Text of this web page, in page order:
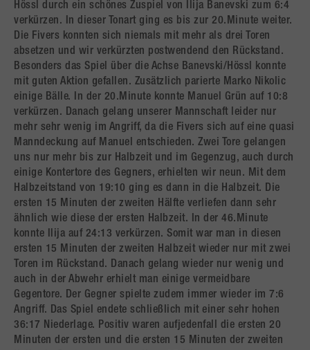
Hössl durch ein schönes Zuspiel von Ilija Banevski zum 6:4
verkürzen. In dieser Tonart ging es bis zur 20.Minute weiter.
Die Fivers konnten sich niemals mit mehr als drei Toren
absetzen und wir verkürzten postwendend den Rückstand.
Besonders das Spiel über die Achse Banevski/Hössl konnte
mit guten Aktion gefallen. Zusätzlich parierte Marko Nikolic
einige Bälle. In der 20.Minute konnte Manuel Grün auf 10:8
verkürzen. Danach gelang unserer Mannschaft leider nur
mehr sehr wenig im Angriff, da die Fivers sich auf eine quasi
Manndeckung auf Manuel entschieden. Zwei Tore gelangen
uns nur mehr bis zur Halbzeit und im Gegenzug, auch durch
einige Kontertore des Gegners, erhielten wir neun. Mit dem
Halbzeitstand von 19:10 ging es dann in die Halbzeit. Die
ersten 15 Minuten der zweiten Hälfte verliefen dann sehr
ähnlich wie diese der ersten Halbzeit. In der 46.Minute
konnte Ilija auf 24:13 verkürzen. Somit war man in diesen
ersten 15 Minuten der zweiten Halbzeit wieder nur mit zwei
Toren im Rückstand. Danach gelang wieder nur wenig und
auch in der Abwehr erhielt man einige vermeidbare
Gegentore. Der Gegner spielte zudem immer wieder im 7:6
Angriff. Das Spiel endete schließlich mit einer sehr hohen
36:17 Niederlage. Positiv waren aufjedenfall die ersten 20
Minuten der ersten und die ersten 15 Minuten der zweiten